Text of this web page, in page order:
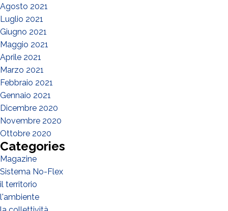
Agosto 2021
Luglio 2021
Giugno 2021
Maggio 2021
Aprile 2021
Marzo 2021
Febbraio 2021
Gennaio 2021
Dicembre 2020
Novembre 2020
Ottobre 2020
Categories
Magazine
Sistema No-Flex
il territorio
l'ambiente